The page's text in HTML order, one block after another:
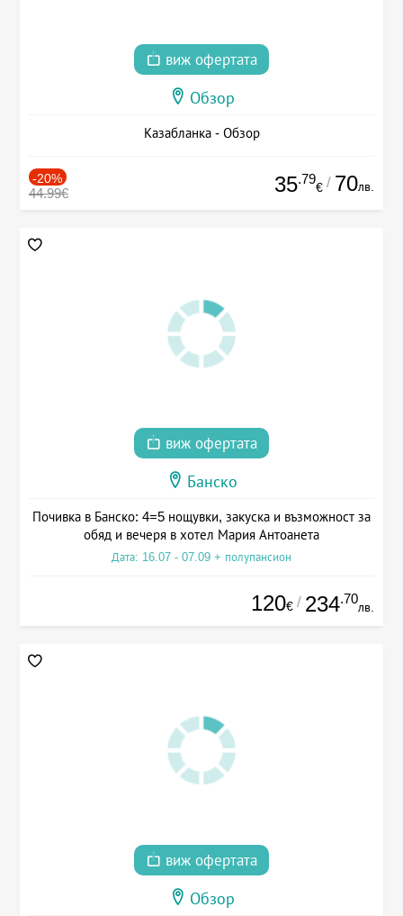
виж офертата
Обзор
Казабланка - Обзор
-20%
44.99€ 35.79
€ / 70лв.
виж офертата
Банско
Почивка в Банско: 4=5 нощувки, закуска и възможност за
обяд и вечеря в хотел Мария Антоанета
Дата: 16.07 - 07.09 + полупансион
120€ / 234.70
лв.
виж офертата
Обзор